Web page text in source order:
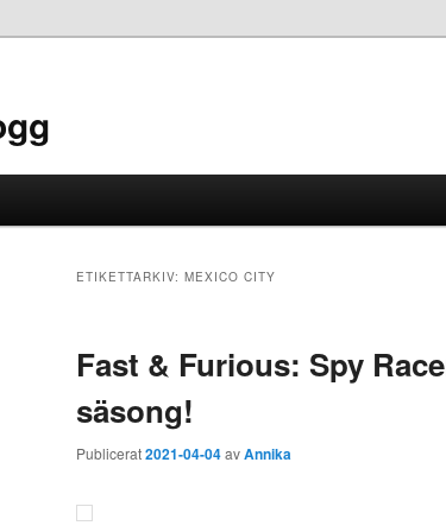
ETIKETTARKIV: MEXICO CITY
Fast & Furious: Spy
säsong!
Publicerat2021-04-04avAnnika